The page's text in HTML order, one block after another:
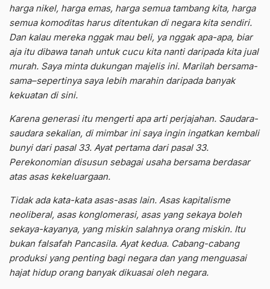
harga nikel, harga emas, harga semua tambang kita, harga
semua komoditas harus ditentukan di negara kita sendiri.
Dan kalau mereka nggak mau beli, ya nggak apa-apa, biar
aja itu dibawa tanah untuk cucu kita nanti daripada kita jual
murah. Saya minta dukungan majelis ini. Marilah bersama-
sama–sepertinya saya lebih marahin daripada banyak
kekuatan di sini.
Karena generasi itu mengerti apa arti perjajahan. Saudara-
saudara sekalian, di mimbar ini saya ingin ingatkan kembali
bunyi dari pasal 33. Ayat pertama dari pasal 33.
Perekonomian disusun sebagai usaha bersama berdasar
atas asas kekeluargaan.
Tidak ada kata-kata asas-asas lain. Asas kapitalisme
neoliberal, asas konglomerasi, asas yang sekaya boleh
sekaya-kayanya, yang miskin salahnya orang miskin. Itu
bukan falsafah Pancasila. Ayat kedua. Cabang-cabang
produksi yang penting bagi negara dan yang menguasai
hajat hidup orang banyak dikuasai oleh negara.